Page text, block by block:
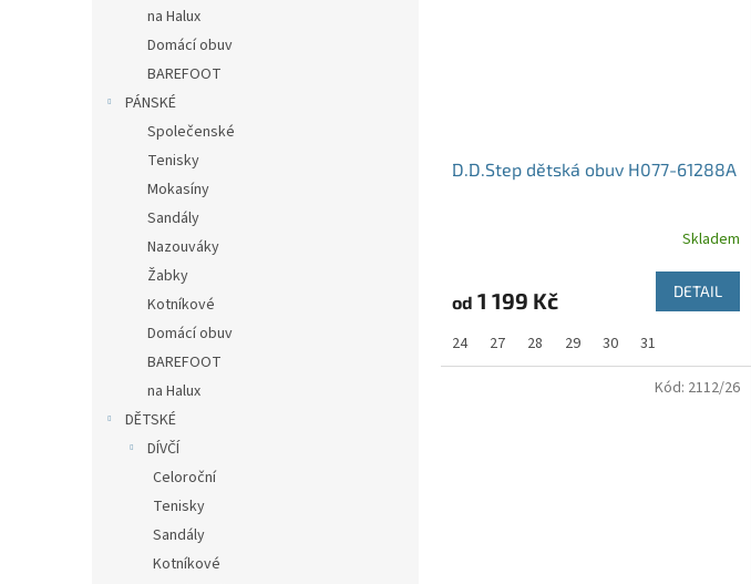
na Halux
Domácí obuv
BAREFOOT
PÁNSKÉ
Společenské
Tenisky
Mokasíny
Sandály
Nazouváky
Žabky
Kotníkové
Domácí obuv
BAREFOOT
na Halux
DĚTSKÉ
DÍVČÍ
Celoroční
Tenisky
Sandály
Kotníkové
D.D.Step dětská obuv H077-61288A
Skladem
od 1 199 Kč DETAIL
24 27 28 29 30 31
Kód: 2112/26